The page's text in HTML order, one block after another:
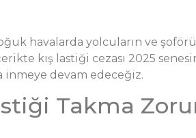
havalarda yolcuların ve
kış lastiği cezası 2025
inmeye devam edeceğiz.
Takma